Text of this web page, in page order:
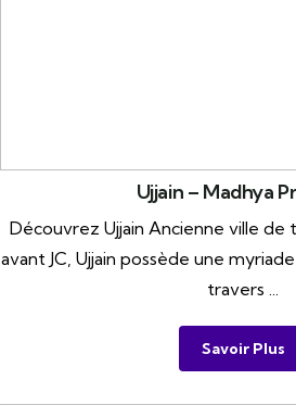
Ujjain – Madhya
Découvrez Ujjain Ancienne ville
avant JC, Ujjain possède une
travers ...
Savoir Plus